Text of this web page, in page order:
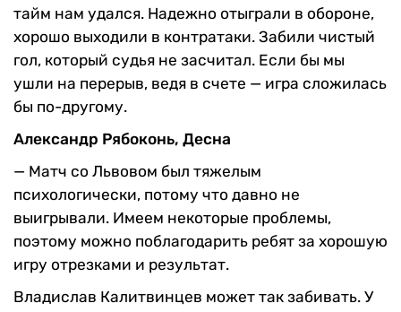
тайм нам удался. Надежно отыграли в обороне,
хорошо выходили в контратаки. Забили чистый
гол, который судья не засчитал. Если бы мы
ушли на перерыв, ведя в счете — игра сложилась
бы по-другому.
Александр Рябоконь, Десна
— Матч со Львовом был тяжелым
психологически, потому что давно не
выигрывали. Имеем некоторые проблемы,
поэтому можно поблагодарить ребят за хорошую
игру отрезками и результат.
Владислав Калитвинцев может так забивать. У